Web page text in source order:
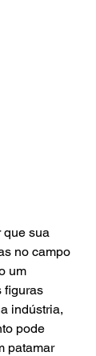
que sua
no campo
um
figuras
indústria,
pode
patamar